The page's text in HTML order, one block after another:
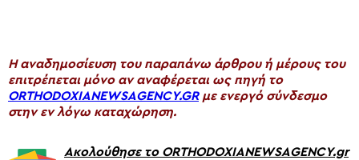
H αναδημοσίευση του παραπάνω άρθρου ή μέρους του
επιτρέπεται μόνο αν αναφέρεται ως πηγή το
ORTHODOXIANEWSAGENCY.GRμε ενεργό σύνδεσμο
στην εν λόγω καταχώρηση.
Ακολούθησε το ORTHODOXIANEWSAGENCY.gr